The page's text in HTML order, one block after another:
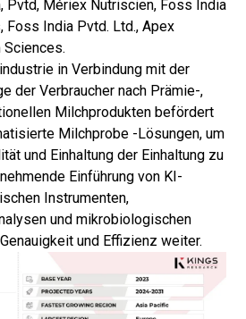
Pvtd, Mériex Nutriscien, Foss India
Foss India Pvtd. Ltd., Apex
Sciences.
in Verbindung mit der
der Verbraucher nach Prämie-,
Milchprodukten befördert
Milchprobe -Lösungen, um
und Einhaltung der Einhaltung zu
Einführung von KI-
Instrumenten,
und mikrobiologischen
und Effizienz weiter.